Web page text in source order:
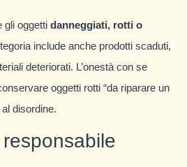
gli oggetti danneggiati, rotti o
include anche prodotti scaduti,
deteriorati. L’onestà con se
oggetti rotti “da riparare un
disordine.